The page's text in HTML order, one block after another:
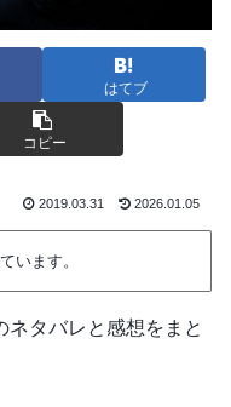
はてブ
コピー
2019.03.31 2026.01.05
います。
ネタバレと感想をまと